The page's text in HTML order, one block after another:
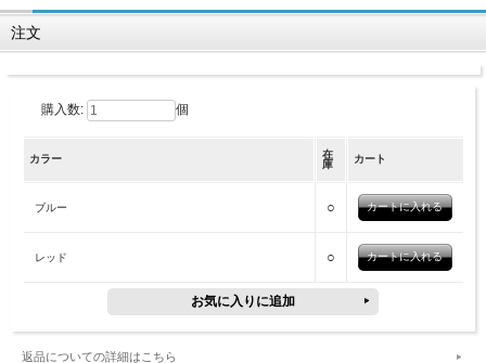
注文
購入数: 個
カラー
在
庫
カート
ブルー ○
レッド ○
返品についての詳細はこちら